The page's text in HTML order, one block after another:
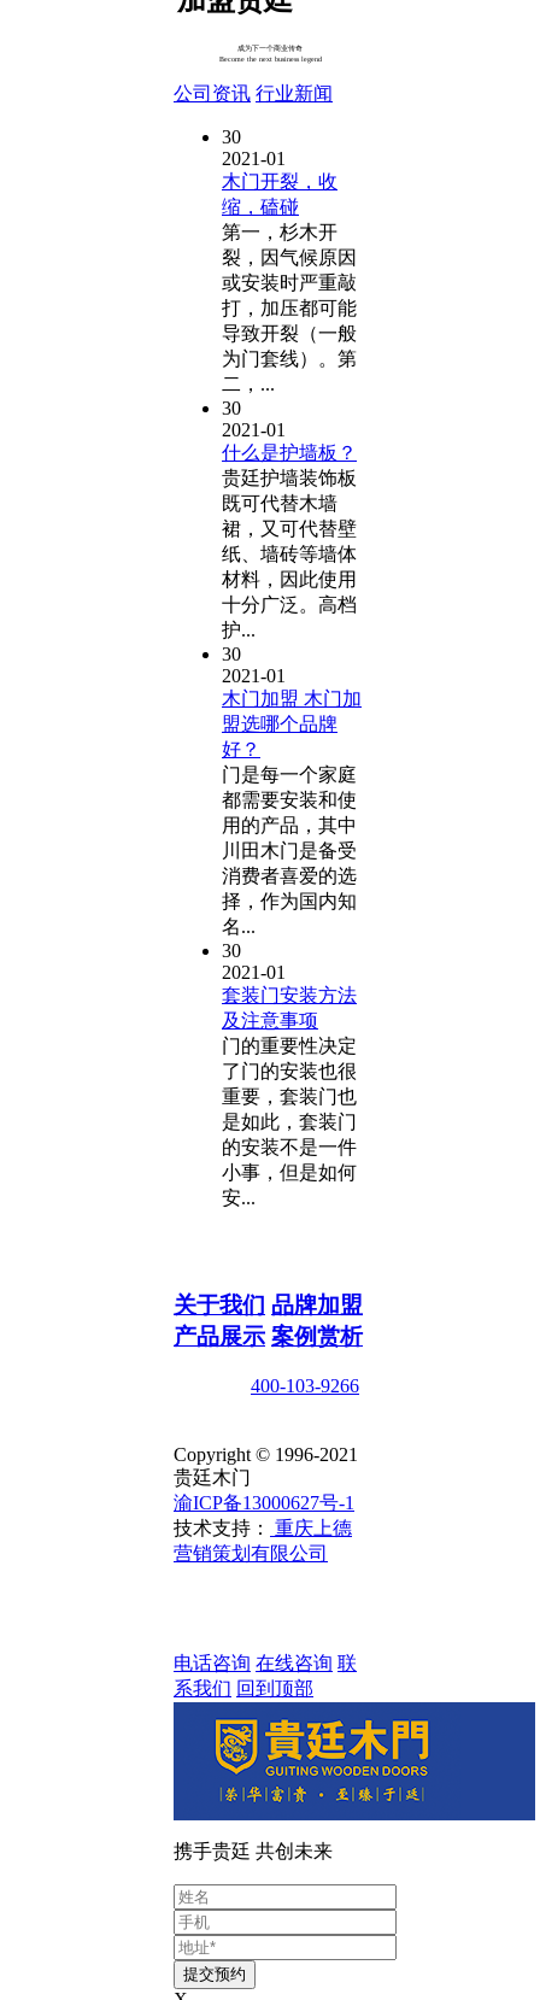
成为下一个商业传奇
Become the next business legend
公司资讯 行业新闻
30
2021-01
木门开裂，收
缩，磕碰
第一，杉木开
裂，因气候原因
或安装时严重敲
打，加压都可能
导致开裂（一般
为门套线）。第
二，...
30
2021-01
什么是护墙板？
贵廷护墙装饰板
既可代替木墙
裙，又可代替壁
纸、墙砖等墙体
材料，因此使用
十分广泛。高档
护...
30
2021-01
木门加盟 木门加
盟选哪个品牌
好？
门是每一个家庭
都需要安装和使
用的产品，其中
川田木门是备受
消费者喜爱的选
择，作为国内知
名...
30
2021-01
套装门安装方法
及注意事项
门的重要性决定
了门的安装也很
重要，套装门也
是如此，套装门
的安装不是一件
小事，但是如何
安...
关于我们 品牌加盟
产品展示 案例赏析
400-103-9266
Copyright © 1996-2021
贵廷木门
渝ICP备13000627号-1
技术支持：
重庆上德
营销策划有限公司
电话咨询 在线咨询 联
系我们 回到顶部
携手贵廷 共创未来